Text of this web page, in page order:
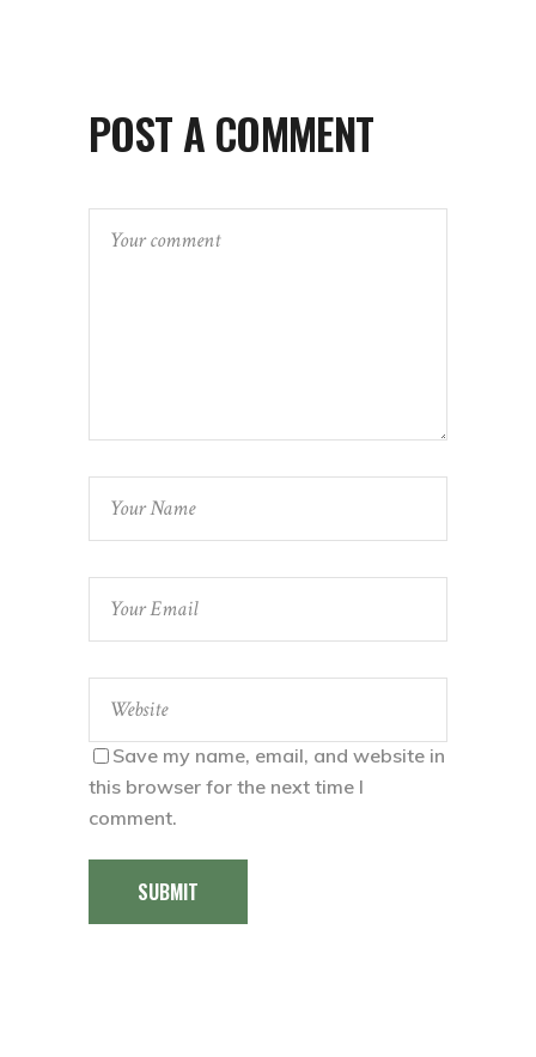
POST A COMMENT
Save my name, email, and website in
this browser for the next time I
comment.
SUBMIT